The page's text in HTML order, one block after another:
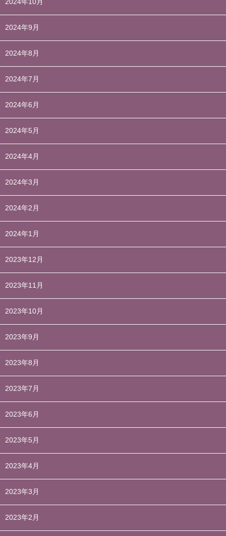
2024年10月
2024年9月
2024年8月
2024年7月
2024年6月
2024年5月
2024年4月
2024年3月
2024年2月
2024年1月
2023年12月
2023年11月
2023年10月
2023年9月
2023年8月
2023年7月
2023年6月
2023年5月
2023年4月
2023年3月
2023年2月